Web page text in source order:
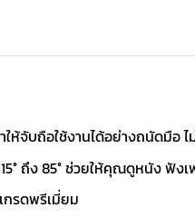
ห้จับถือใช้งานได้อย่างถนัดมือ
ถึง 85° ช่วยให้คุณดูหนัง ฟั
รดพรีเมี่ยม